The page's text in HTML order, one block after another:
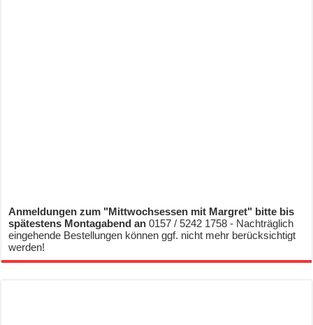
Anmeldungen zum "Mittwochsessen mit Margret" bitte bis
spätestens Montagabend an0157 / 5242 1758 - Nachträglich
eingehende Bestellungen können ggf. nicht mehr berücksichtigt
werden!